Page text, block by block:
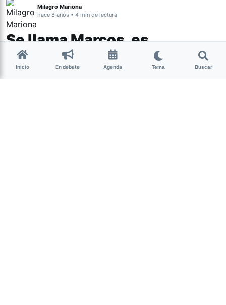
Milagro Mariona
hace 8 años • 4 min de lectura
Se llama Marcos, es
tucumano y vivió 42 años
con su identidad cambiada
Inicio En debate Agenda Tema Buscar